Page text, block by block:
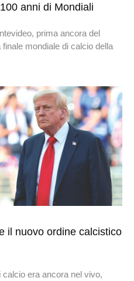
anni di Mondiali
prima ancora del
mondiale di calcio della
il nuovo ordine calcistico
calcio era ancora nel vivo,